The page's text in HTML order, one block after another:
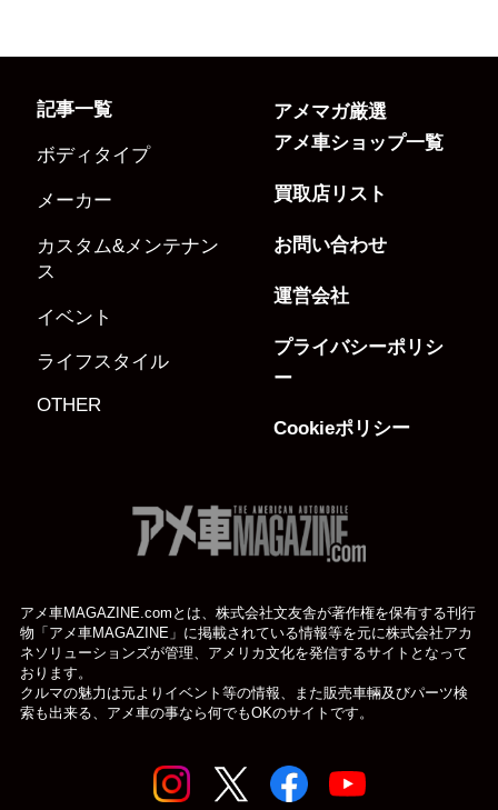
記事一覧
ボディタイプ
メーカー
カスタム&メンテナン
ス
イベント
ライフスタイル
OTHER
アメマガ厳選
アメ車ショップ一覧
買取店リスト
お問い合わせ
運営会社
プライバシーポリシ
ー
Cookieポリシー
アメ車MAGAZINE.comとは、株式会社文友舎が著作権を保有する刊行
物「アメ車MAGAZINE」に掲載されている情報等を元に株式会社アカ
ネソリューションズが管理、アメリカ文化を発信するサイトとなって
おります。
クルマの魅力は元よりイベント等の情報、また販売車輛及びパーツ検
索も出来る、アメ車の事なら何でもOKのサイトです。